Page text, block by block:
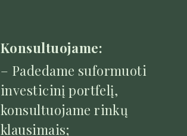
Konsultuojame:
– Padedame suformuoti
investicinį portfelį,
konsultuojame rinkų
klausimais;